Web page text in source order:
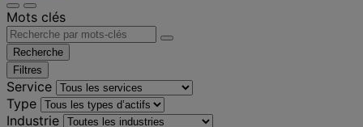
Mots clés
Recherche
Filtres
Service
Type
Industrie